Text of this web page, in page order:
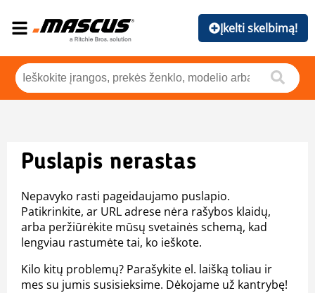
Įkelti skelbimą!
Puslapis nerastas
Nepavyko rasti pageidaujamo puslapio.
Patikrinkite, ar URL adrese nėra rašybos klaidų,
arba peržiūrėkite mūsų svetainės schemą, kad
lengviau rastumėte tai, ko ieškote.
Kilo kitų problemų? Parašykite el. laišką toliau ir
mes su jumis susisieksime. Dėkojame už kantrybę!